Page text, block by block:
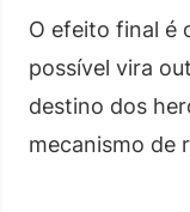
O efeito final é
possível vira
destino dos
mecanismo de